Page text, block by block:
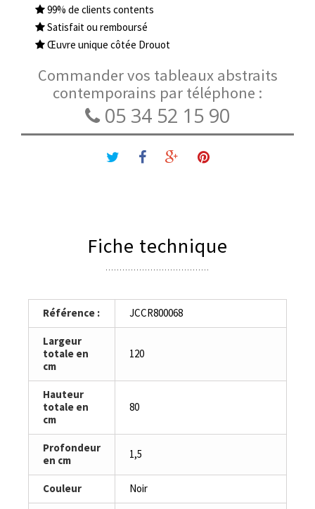
99% de clients contents
Satisfait ou remboursé
Œuvre unique côtée Drouot
Commander vos tableaux abstraits
contemporains par téléphone :
05 34 52 15 90
Fiche technique
Référence : JCCR800068
Largeur
totale en
cm
120
Hauteur
totale en
cm
80
Profondeur
en cm
1,5
Couleur Noir